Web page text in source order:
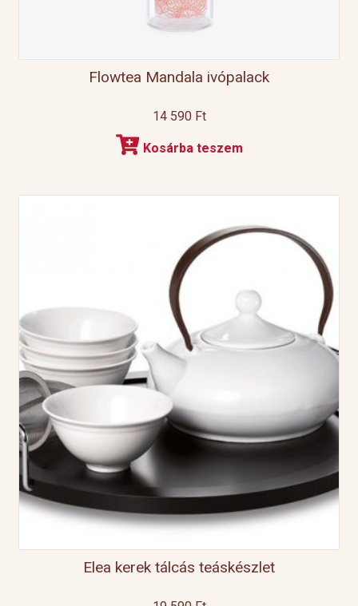
Flowtea Mandala ivópalack
14 590 Ft
Kosárba teszem
Elea kerek tálcás teáskészlet